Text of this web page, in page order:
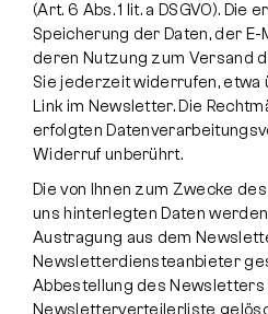
(Art. 6 Abs. 1 lit. a DSGVO). Die
Speicherung der Daten, der
deren Nutzung zum Versand
Sie jederzeit widerrufen, etwa
Link im Newsletter. Die
erfolgten
Widerruf unberührt.
Die von Ihnen zum Zwecke
uns hinterlegten Daten
Austragung aus dem
Newsletterdiensteanbieter
Abbestellung des Newsletters
Newsletterverteilerliste